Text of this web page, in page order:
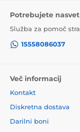
Potrebujete nasvet
Služba za pomoč
15558086037
Več informacij
Kontakt
Diskretna dostava
Darilni boni